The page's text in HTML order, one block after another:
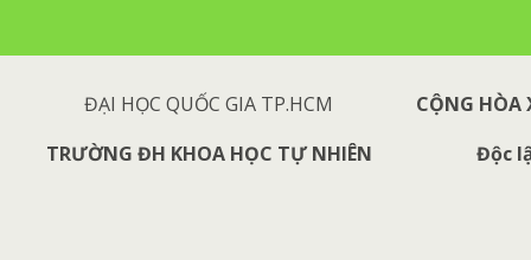
ĐẠI HỌC QUỐC GIA TP.HCM
TRƯỜNG ĐH KHOA HỌC TỰ NHIÊN
CỘNG HÒA
Độc